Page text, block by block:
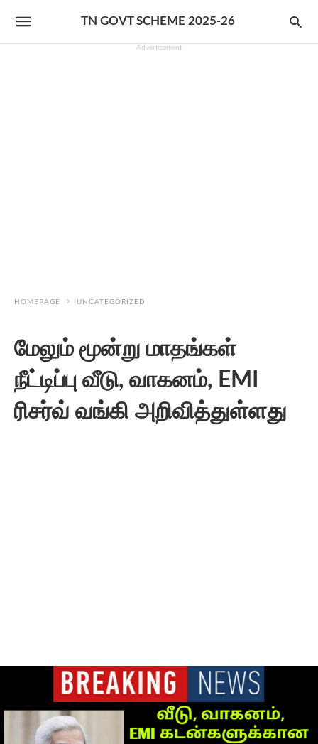
TN GOVT SCHEME 2025-26
Advertisement
HOMEPAGE UNCATEGORIZED
மேலும் மூன்று மாதங்கள்
நீட்டிப்பு வீடு, வாகனம், EMI
ரிசர்வ் வங்கி அறிவித்துள்ளது